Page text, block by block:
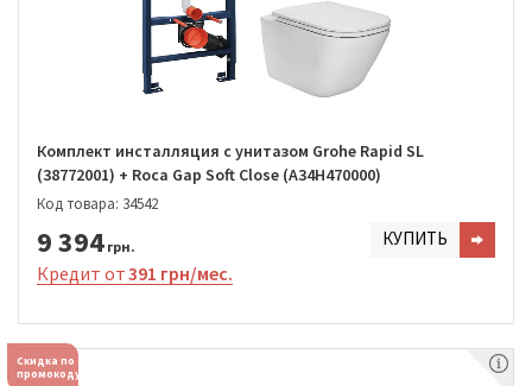
Комплект инсталляция с унитазом Grohe Rapid SL
(38772001) + Roca Gap Soft Close (A34H470000)
Код товара: 34542
9 394 грн. КУПИТЬ
Кредит от391 грн/мес.
Скидка по
промокоду